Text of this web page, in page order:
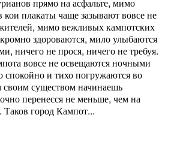
плакаты чаще зазывают вовсе не
мимо вежливых кампотских
здороваются, мило улыбаются
ничего не прося, ничего не требуя.
вовсе не освещаются ночными
спокойно и тихо погружаются во
своим существом начинаешь
перенесся не меньше, чем на
город Кампот...